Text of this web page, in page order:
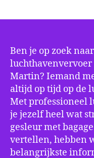
Ben je op zoek
Martin? Iemand
altijd op tijd op de
Met professioneel
je jezelf heel wat
gesleur met
vertellen, hebben
belangrijkste